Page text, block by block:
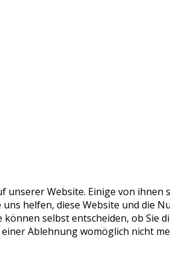
unserer Website. Einige von ihnen
uns helfen, diese Website und die
können selbst entscheiden, ob Sie
einer Ablehnung womöglich nicht